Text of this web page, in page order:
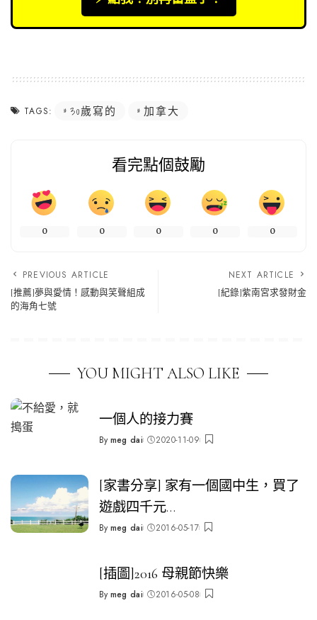
TAGS: 30歲寫的 加拿大
看完點個鼓勵
0 0 0 0 0
PREVIOUS ARTICLE
[推薦]夢與愛情！感動與笑聲組成
的海角七號
NEXT ARTICLE
[紀錄]紫南宮求發財金
YOU MIGHT ALSO LIKE
一個人的接力賽
Posted
By meg dai 2020-11-09
[家書分享] 家有一個國中生，買了
遊戲四千元…
Posted
By meg dai 2016-05-17
[插圖]2016 母親節快樂
Posted
By meg dai 2016-05-08